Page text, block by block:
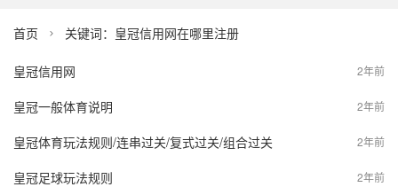
首页  关键词：皇冠信用网在哪里注册
2年前
皇冠信用网
2年前
皇冠一般体育说明
2年前
皇冠体育玩法规则/连串过关/复式过关/组合过关
2年前
皇冠足球玩法规则